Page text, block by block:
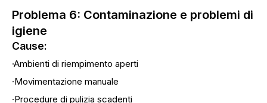
Problema 6: Contaminazione e problemi di
igiene
Cause:
·Ambienti di riempimento aperti
·Movimentazione manuale
·Procedure di pulizia scadenti